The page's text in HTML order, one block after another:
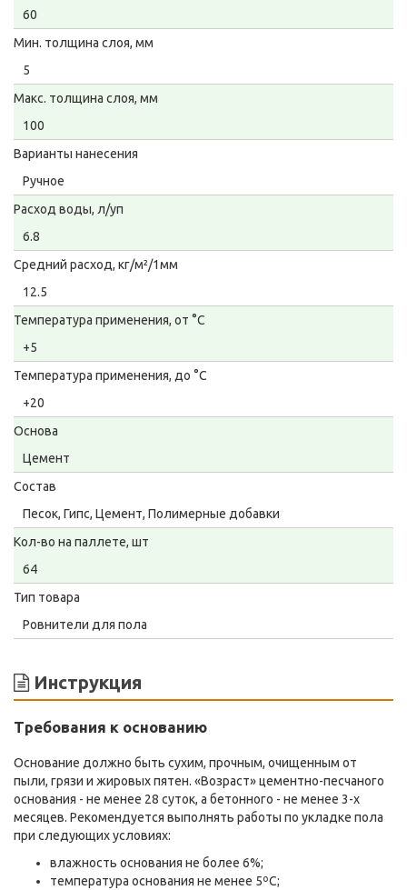
60
Мин. толщина слоя, мм
5
Макс. толщина слоя, мм
100
Варианты нанесения
Ручное
Расход воды, л/уп
6.8
Средний расход, кг/м²/1мм
12.5
Температура применения, от °С
+5
Температура применения, до °С
+20
Основа
Цемент
Состав
Песок, Гипс, Цемент, Полимерные добавки
Кол-во на паллете, шт
64
Тип товара
Ровнители для пола
Инструкция
Требования к основанию
Основание должно быть сухим, прочным, очищенным от
пыли, грязи и жировых пятен. «Возраст» цементно-песчаного
основания - не менее 28 суток, а бетонного - не менее 3-х
месяцев. Рекомендуется выполнять работы по укладке пола
при следующих условиях:
влажность основания не более 6%;
температура основания не менее 5ºС;